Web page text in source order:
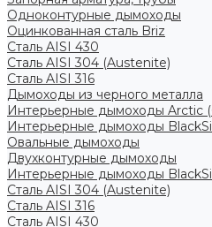
Одноконтурные дымоходы
Оцинкованная сталь Briz
Сталь AISI 430
Сталь AISI 304 (Austenite)
Сталь AISI 316
Дымоходы из черного металла
Интерьерные дымоходы Arctic
Интерьерные дымоходы
Овальные дымоходы
Двухконтурные дымоходы
Интерьерные дымоходы
Сталь AISI 304 (Austenite)
Сталь AISI 316
Сталь AISI 430